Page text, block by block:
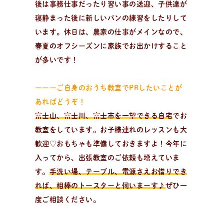
資料請求・お問い合わせ/全国の日々パン先生が出張パ
ン教室に伺います。幼保施設を中心に小中学校や高校、
子供会や福祉施設・病院等様々な施設で開催可能！
後は事務仕事だったり習い事の送迎、子供達が
寝静まった後に新しいパンの練習をしたりして
います。休日は、農家の仕事がメインなので、
春夏のオフシーズンに家族でお出かけすること
が多いです！
ーーーご自身のおうち教室でPRしたいことが
あればどうぞ！
富士山、富士川、富士市を一望できる自宅でお
教室をしています。お子様連れのレッスンも大
歓迎♡おもちゃも準備しておきますよ！今年に
入ってから、出張教室のご依頼も増えていま
す。 手洗い場、テーブル、電源さえお借りでき
れば、相棒のトースターと伺いまーす♪ぜひ一
度ご相談ください。